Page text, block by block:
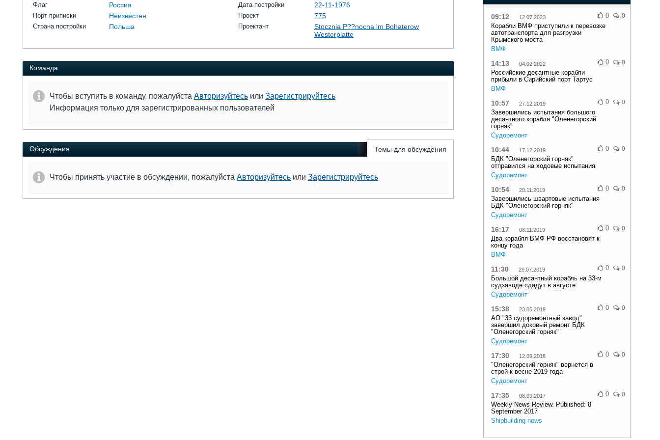
Флаг Россия
Порт приписки Неизвестен
Страна постройки Польша
Дата постройки 22-11-1976
Проект 775
Проектант
Stocznia P??nocna im Bohaterow
Westerplatte
Команда
Чтобы вступить в команду, пожалуйста Авторизуйтесь или Зарегистрируйтесь
Информация только для зарегистрированных пользователей
Обсуждения Темы для обсуждения
Чтобы принять участие в обсуждении, пожалуйста Авторизуйтесь или Зарегистрируйтесь
09:12 12.07.2023
Корабли ВМФ приступили к перевозке
автотранспорта для разгрузки
Крымского моста
ВМФ
0 0
14:13 04.02.2022
Российские десантные корабли
прибыли в Сирийский порт Тартус
ВМФ
0 0
10:57 27.12.2019
Завершились испытания большого
десантного корабля "Оленегорский
горняк"
Судоремонт
0 0
10:44 17.12.2019
БДК "Оленегорский горняк"
отправился на ходовые испытания
Судоремонт
0 0
10:54 20.11.2019
Завершились швартовые испытания
БДК "Оленегорский горняк"
Судоремонт
0 0
16:17 08.11.2019
Два корабля ВМФ РФ восстановят к
концу года
ВМФ
0 0
11:30 29.07.2019
Большой десантный корабль на 33-м
судзаводе сдадут в августе
Судоремонт
0 0
15:38 23.05.2019
АО "33 судоремонтный завод"
завершил доковый ремонт БДК
"Оленегорский горняк"
Судоремонт
0 0
17:30 12.09.2018
"Оленегорский горняк" вернется в
строй к весне 2019 года
Судоремонт
0 0
17:35 08.09.2017
Weekly News Review. Published: 8
September 2017
Shipbuilding news
0 0